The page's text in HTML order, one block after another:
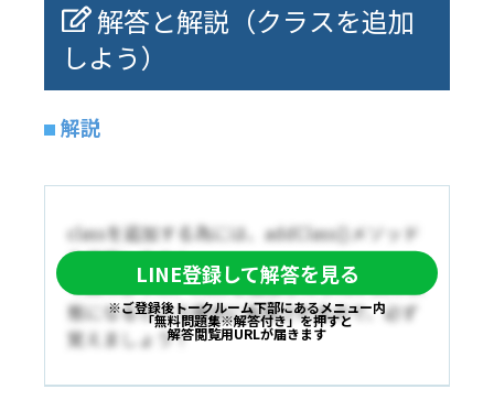
解答と解説（クラスを追加
しよう）
解説
LINE登録して解答を見る
※ご登録後トークルーム下部にあるメニュー内
「無料問題集※解答付き」を押すと
解答閲覧用URLが届きます
classを追加する為には、addClass()メソッド
を使用します！
今回のように、classを追加したら何か別の状
態になるという場合に多用されるので、必ず
覚えましょう！